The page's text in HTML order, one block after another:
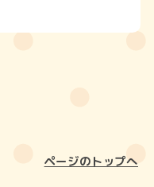
ページのトップへ